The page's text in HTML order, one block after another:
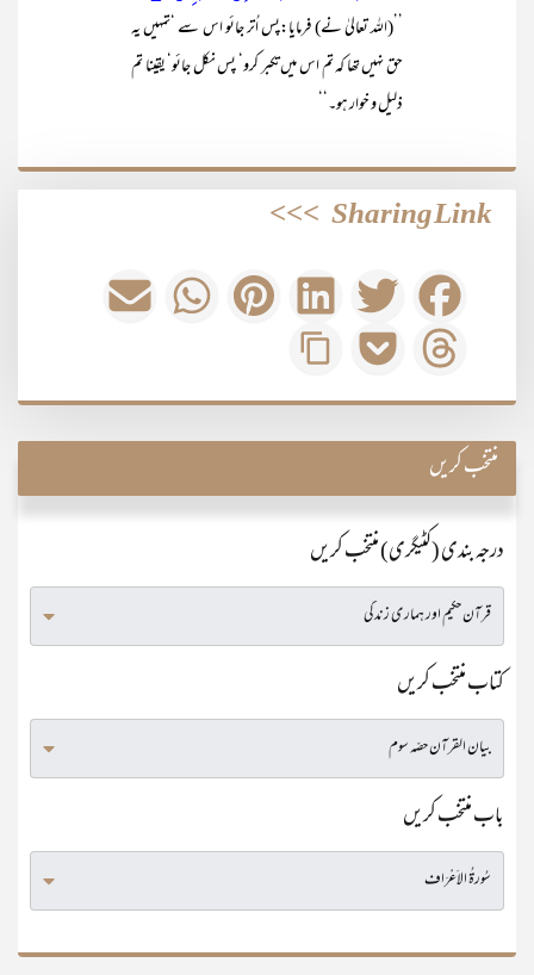
’’(اللہ تعالیٰ نے) فرمایا:پس اُتر جائو اس سے ‘تمہیں یہ
حق نہیں تھا کہ تم اس میں تکبر کرو‘ پس نکل جائو‘ یقینا تم
ذلیل و خوار ہو۔‘‘
Sharing Link
>>>
منتخب کریں
درجہ بندی (کٹیگری) منتخب کریں
کتاب منتخب کریں
باب منتخب کریں